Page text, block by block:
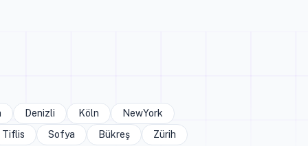
Denizli Köln
NewYork
Tiflis Sofya Bükreş Zürih